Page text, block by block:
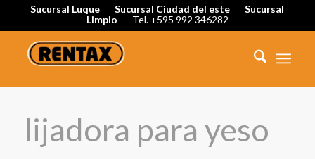
Sucursal Luque Sucursal Ciudad del este
Sucursal
Limpio
Tel. +595 992 346282
lijadora para yeso